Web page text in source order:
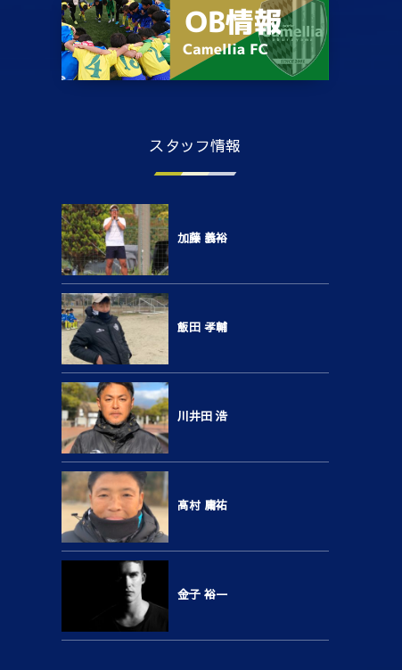
スタッフ情報
加藤 義裕
飯田 孝輔
川井田 浩
高村 庸祐
金子 裕一